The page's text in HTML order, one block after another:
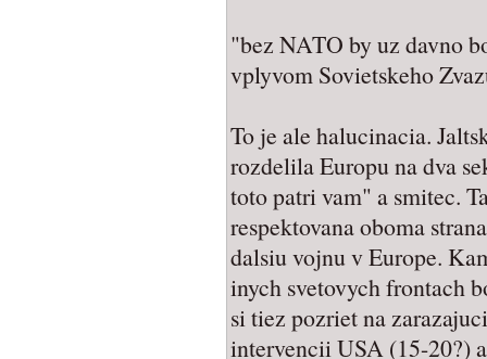
"bez NATO by uz davno
vplyvom Sovietskeho
To je ale halucinacia.
rozdelila Europu na dva
toto patri vam" a smitec.
respektovana oboma
dalsiu vojnu v Europe.
inych svetovych frontach
si tiez pozriet na
intervencii USA (15-20?)